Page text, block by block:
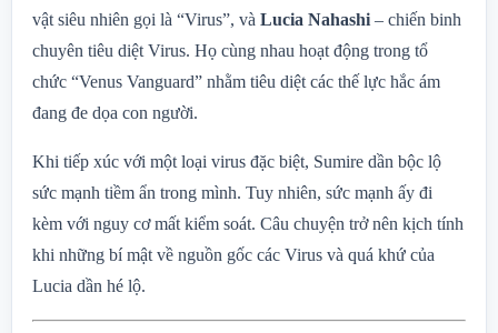
vật siêu nhiên gọi là “Virus”, và Lucia Nahashi – chiến binh
chuyên tiêu diệt Virus. Họ cùng nhau hoạt động trong tổ
chức “Venus Vanguard” nhằm tiêu diệt các thế lực hắc ám
đang đe dọa con người.
Khi tiếp xúc với một loại virus đặc biệt, Sumire dần bộc lộ
sức mạnh tiềm ẩn trong mình. Tuy nhiên, sức mạnh ấy đi
kèm với nguy cơ mất kiểm soát. Câu chuyện trở nên kịch tính
khi những bí mật về nguồn gốc các Virus và quá khứ của
Lucia dần hé lộ.